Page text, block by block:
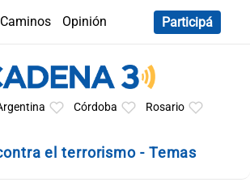
Caminos
Opinión
Participá
Córdoba Rosario
el terrorismo - Temas